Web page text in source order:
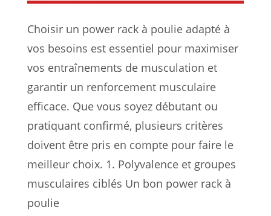
Choisir un power rack à poulie adapté à
vos besoins est essentiel pour maximiser
vos entraînements de musculation et
garantir un renforcement musculaire
efficace. Que vous soyez débutant ou
pratiquant confirmé, plusieurs critères
doivent être pris en compte pour faire le
meilleur choix. 1. Polyvalence et groupes
musculaires ciblés Un bon power rack à
poulie